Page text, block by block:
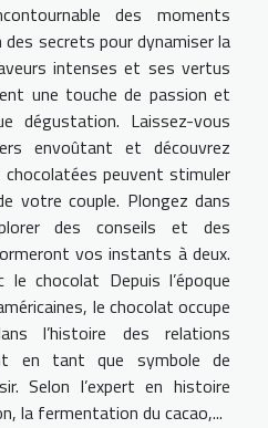
des moments
des secrets pour dynamiser la
intenses et ses vertus
une touche de passion et
dégustation. Laissez-vous
envoûtant et découvrez
peuvent stimuler
votre couple. Plongez dans
des conseils et des
vos instants à deux.
le chocolat Depuis l’époque
le chocolat occupe
l’histoire des relations
en tant que symbole de
Selon l’expert en histoire
la fermentation du cacao,...